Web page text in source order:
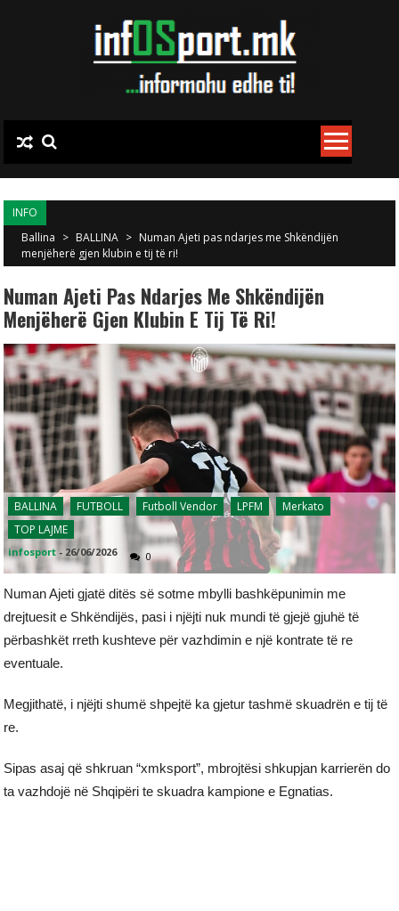
INFO
Ballina > BALLINA > Numan Ajeti pas ndarjes me Shkëndijën
menjëherë gjen klubin e tij të ri!
Numan Ajeti Pas Ndarjes Me Shkëndijën
Menjëherë Gjen Klubin E Tij Të Ri!
BALLINA FUTBOLL Futboll Vendor LPFM
Merkato
TOP LAJME
infosport - 26/06/2026 0
Numan Ajeti gjatë ditës së sotme mbylli bashkëpunimin me
drejtuesit e Shkëndijës, pasi i njëjti nuk mundi të gjejë gjuhë të
përbashkët rreth kushteve për vazhdimin e një kontrate të re
eventuale.
Megjithatë, i njëjti shumë shpejtë ka gjetur tashmë skuadrën e tij të
re.
Sipas asaj që shkruan “xmksport”, mbrojtësi shkupjan karrierën do
ta vazhdojë në Shqipëri te skuadra kampione e Egnatias.